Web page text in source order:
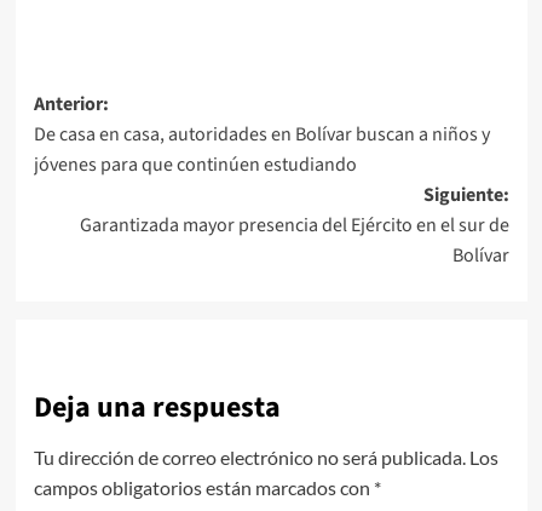
Navegación
de
entradas
Anterior:
De casa en casa, autoridades en Bolívar buscan a niños y
jóvenes para que continúen estudiando
Siguiente:
Garantizada mayor presencia del Ejército en el sur de
Bolívar
Deja una respuesta
Tu dirección de correo electrónico no será publicada. Los
campos obligatorios están marcados con *